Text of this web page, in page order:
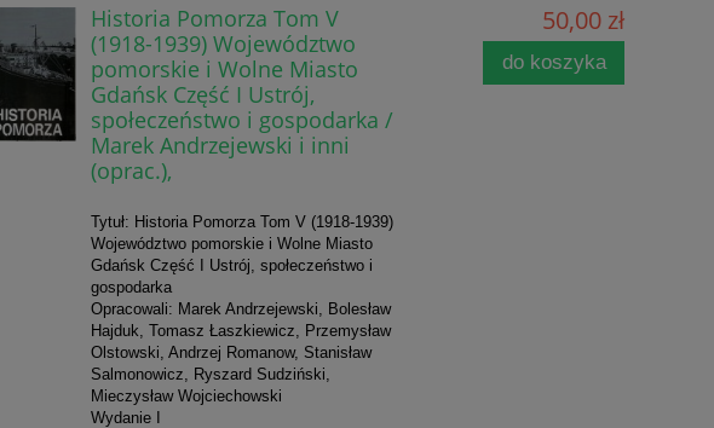
Historia Pomorza Tom V
(1918-1939) Województwo
pomorskie i Wolne Miasto
Gdańsk Część I Ustrój,
społeczeństwo i gospodarka /
Marek Andrzejewski i inni
(oprac.),
Tytuł: Historia Pomorza Tom V (1918-1939)
Województwo pomorskie i Wolne Miasto
Gdańsk Część I Ustrój, społeczeństwo i
gospodarka
Opracowali: Marek Andrzejewski, Bolesław
Hajduk, Tomasz Łaszkiewicz, Przemysław
Olstowski, Andrzej Romanow, Stanisław
Salmonowicz, Ryszard Sudziński,
Mieczysław Wojciechowski
Wydanie I
50,00 zł
do koszyka